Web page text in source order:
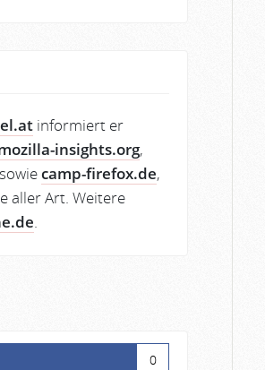
informiert er
insights.org,
camp-firefox.de,
aller Art. Weitere
0